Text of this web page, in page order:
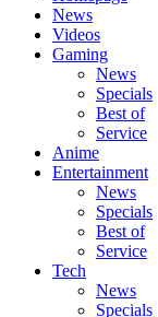
News
Videos
Gaming
News
Specials
Best of
Service
Anime
Entertainment
News
Specials
Best of
Service
Tech
News
Specials